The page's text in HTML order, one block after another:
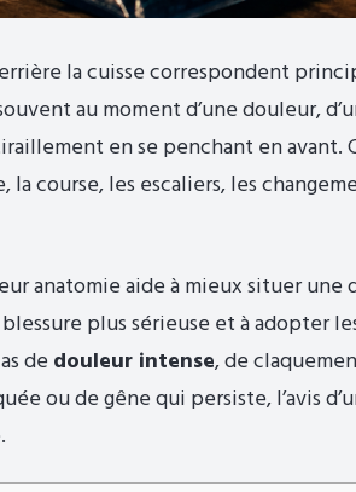
la cuisse correspondent
au moment d’une douleur,
en se penchant en
la course, les escaliers, les
anatomie aide à mieux situer
plus sérieuse et à adopter
de douleur intense, de
ou de gêne qui persiste, l’avis